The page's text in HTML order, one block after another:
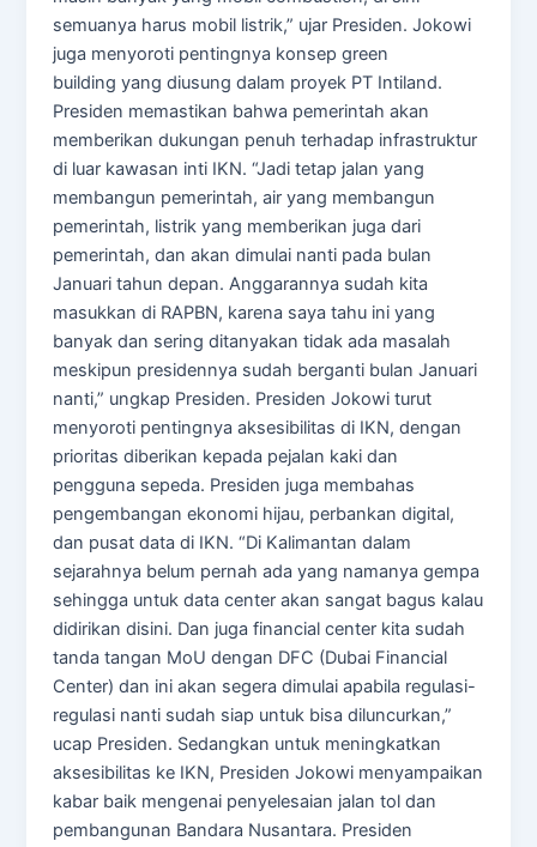
semuanya harus mobil listrik,” ujar Presiden. Jokowi
juga menyoroti pentingnya konsep green
building yang diusung dalam proyek PT Intiland.
Presiden memastikan bahwa pemerintah akan
memberikan dukungan penuh terhadap infrastruktur
di luar kawasan inti IKN. “Jadi tetap jalan yang
membangun pemerintah, air yang membangun
pemerintah, listrik yang memberikan juga dari
pemerintah, dan akan dimulai nanti pada bulan
Januari tahun depan. Anggarannya sudah kita
masukkan di RAPBN, karena saya tahu ini yang
banyak dan sering ditanyakan tidak ada masalah
meskipun presidennya sudah berganti bulan Januari
nanti,” ungkap Presiden. Presiden Jokowi turut
menyoroti pentingnya aksesibilitas di IKN, dengan
prioritas diberikan kepada pejalan kaki dan
pengguna sepeda. Presiden juga membahas
pengembangan ekonomi hijau, perbankan digital,
dan pusat data di IKN. “Di Kalimantan dalam
sejarahnya belum pernah ada yang namanya gempa
sehingga untuk data center akan sangat bagus kalau
didirikan disini. Dan juga financial center kita sudah
tanda tangan MoU dengan DFC (Dubai Financial
Center) dan ini akan segera dimulai apabila regulasi-
regulasi nanti sudah siap untuk bisa diluncurkan,”
ucap Presiden. Sedangkan untuk meningkatkan
aksesibilitas ke IKN, Presiden Jokowi menyampaikan
kabar baik mengenai penyelesaian jalan tol dan
pembangunan Bandara Nusantara. Presiden